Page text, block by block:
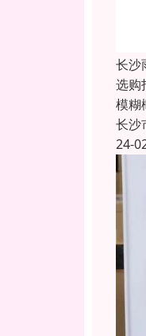
长沙
选购
模糊
长沙
24-